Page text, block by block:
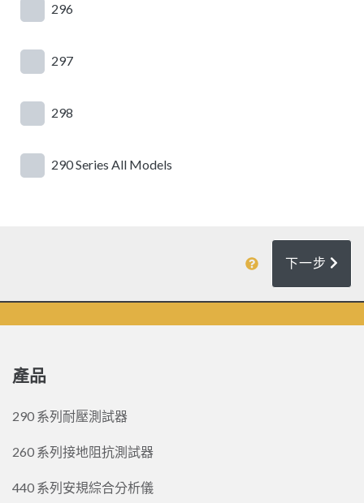
296
297
298
290 Series All Models
下一步
產品
290 系列耐壓測試器
260 系列接地阻抗測試器
440 系列安規綜合分析儀